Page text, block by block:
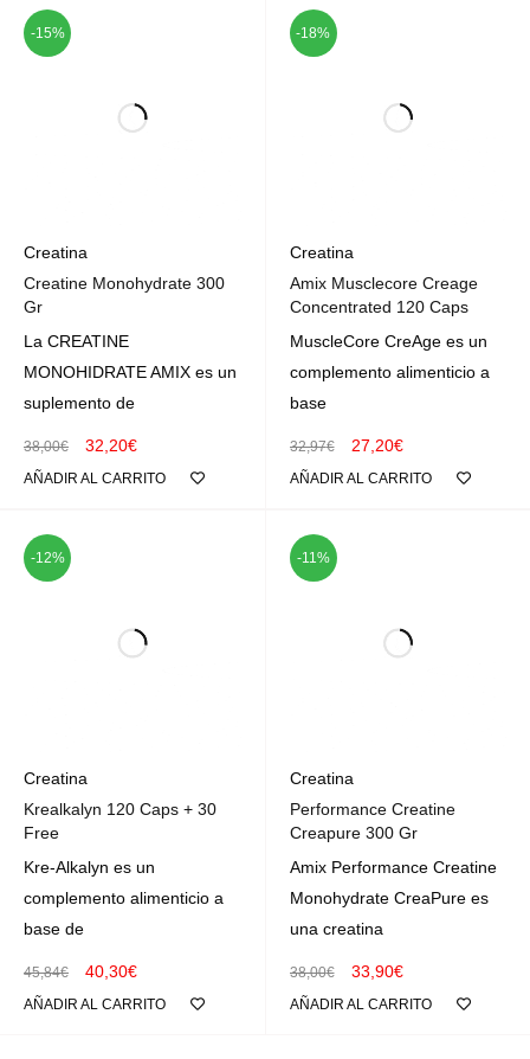
-15%
Creatina
Creatine Monohydrate 300
Gr
La CREATINE
MONOHIDRATE AMIX es un
suplemento de
38,00€ 32,20€
AÑADIR AL CARRITO
-18%
Creatina
Amix Musclecore Creage
Concentrated 120 Caps
MuscleCore CreAge es un
complemento alimenticio a
base
32,97€ 27,20€
AÑADIR AL CARRITO
-12%
Creatina
Krealkalyn 120 Caps + 30
Free
Kre-Alkalyn es un
complemento alimenticio a
base de
45,84€ 40,30€
AÑADIR AL CARRITO
-11%
Creatina
Performance Creatine
Creapure 300 Gr
Amix Performance Creatine
Monohydrate CreaPure es
una creatina
38,00€ 33,90€
AÑADIR AL CARRITO